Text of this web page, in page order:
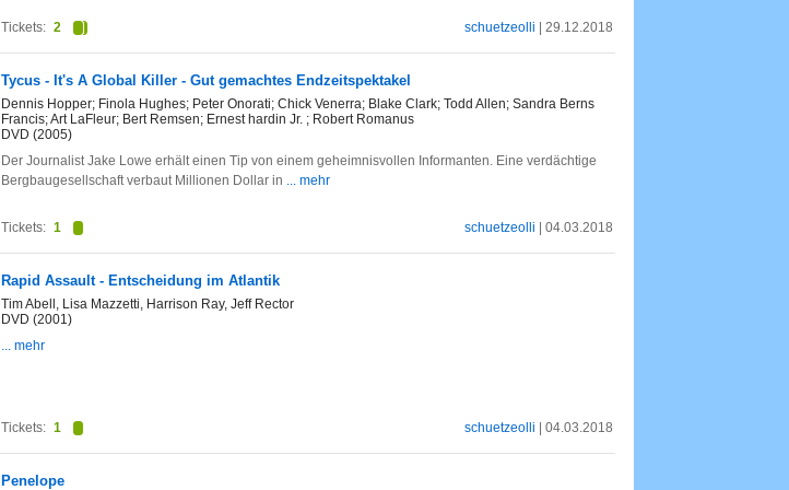
schuetzeolli | 29.12.2018
Tickets: 2
Tycus - It's A Global Killer - Gut gemachtes Endzeitspektakel
Dennis Hopper; Finola Hughes; Peter Onorati; Chick Venerra; Blake Clark; Todd Allen; Sandra Berns
Francis; Art LaFleur; Bert Remsen; Ernest hardin Jr. ; Robert Romanus
DVD (2005)
Der Journalist Jake Lowe erhält einen Tip von einem geheimnisvollen Informanten. Eine verdächtige
Bergbaugesellschaft verbaut Millionen Dollar in ... mehr
schuetzeolli | 04.03.2018
Tickets: 1
Rapid Assault - Entscheidung im Atlantik
Tim Abell, Lisa Mazzetti, Harrison Ray, Jeff Rector
DVD (2001)
... mehr
schuetzeolli | 04.03.2018
Tickets: 1
Penelope